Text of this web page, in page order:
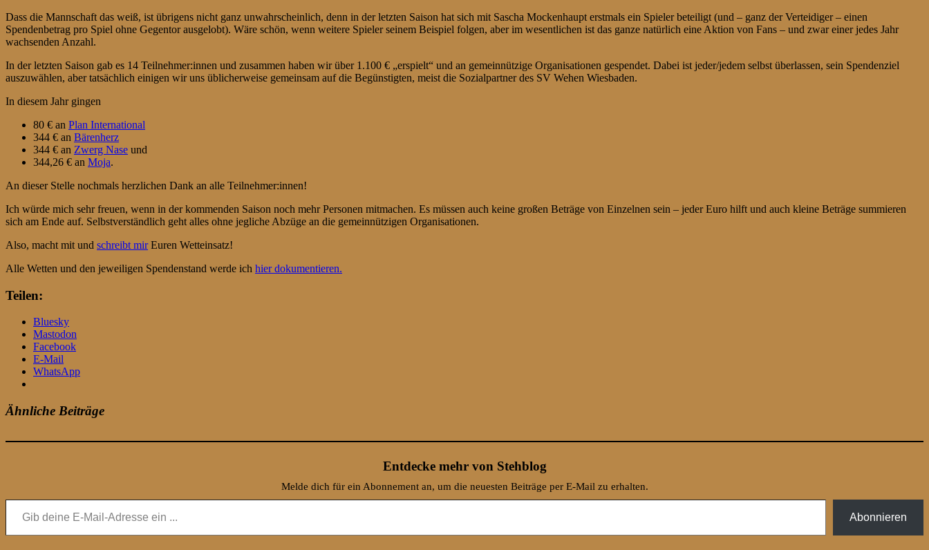
Dass die Mannschaft das weiß, ist übrigens nicht ganz unwahrscheinlich, denn in der letzten Saison hat sich mit Sascha Mockenhaupt erstmals ein Spieler beteiligt (und – ganz der Verteidiger – einen
Spendenbetrag pro Spiel ohne Gegentor ausgelobt). Wäre schön, wenn weitere Spieler seinem Beispiel folgen, aber im wesentlichen ist das ganze natürlich eine Aktion von Fans – und zwar einer jedes Jahr
wachsenden Anzahl.
In der letzten Saison gab es 14 Teilnehmer:innen und zusammen haben wir über 1.100 € „erspielt“ und an gemeinnützige Organisationen gespendet. Dabei ist jeder/jedem selbst überlassen, sein Spendenziel
auszuwählen, aber tatsächlich einigen wir uns üblicherweise gemeinsam auf die Begünstigten, meist die Sozialpartner des SV Wehen Wiesbaden.
In diesem Jahr gingen
80 € an Plan International
344 € an Bärenherz
344 € an Zwerg Nase und
344,26 € an Moja.
An dieser Stelle nochmals herzlichen Dank an alle Teilnehmer:innen!
Ich würde mich sehr freuen, wenn in der kommenden Saison noch mehr Personen mitmachen. Es müssen auch keine großen Beträge von Einzelnen sein – jeder Euro hilft und auch kleine Beträge summieren
sich am Ende auf. Selbstverständlich geht alles ohne jegliche Abzüge an die gemeinnützigen Organisationen.
Also, macht mit und schreibt mirEuren Wetteinsatz!
Alle Wetten und den jeweiligen Spendenstand werde ich hier dokumentieren.
Teilen:
Bluesky
Mastodon
Facebook
E-Mail
WhatsApp
Ähnliche Beiträge
Entdecke mehr von Stehblog
Melde dich für ein Abonnement an, um die neuesten Beiträge per E-Mail zu erhalten.
Gib deine E-Mail-Adresse ein ...
Abonnieren